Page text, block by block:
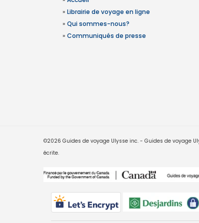
» Librairie de voyage en ligne
» Qui sommes-nous?
» Communiqués de presse
©2026 Guides de voyage Ulysse inc. - Guides de voyage
écrite.